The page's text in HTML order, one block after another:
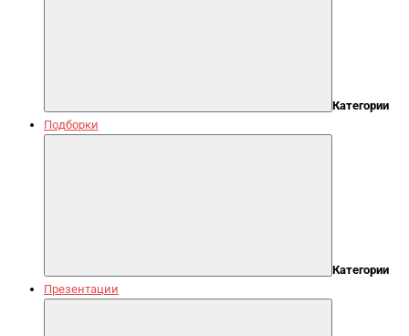
Категории
Подборки
Категории
Презентации